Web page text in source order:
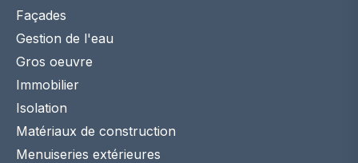
Façades
Gestion de l'eau
Gros oeuvre
Immobilier
Isolation
Matériaux de construction
Menuiseries extérieures